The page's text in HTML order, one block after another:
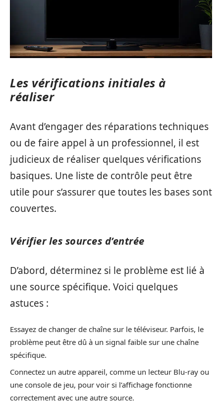
Les vérifications initiales à
réaliser
Avant d’engager des réparations techniques
ou de faire appel à un professionnel, il est
judicieux de réaliser quelques vérifications
basiques. Une liste de contrôle peut être
utile pour s’assurer que toutes les bases sont
couvertes.
Vérifier les sources d’entrée
D’abord, déterminez si le problème est lié à
une source spécifique. Voici quelques
astuces :
Essayez de changer de chaîne sur le téléviseur. Parfois, le
problème peut être dû à un signal faible sur une chaîne
spécifique.
Connectez un autre appareil, comme un lecteur Blu-ray ou
une console de jeu, pour voir si l’affichage fonctionne
correctement avec une autre source.